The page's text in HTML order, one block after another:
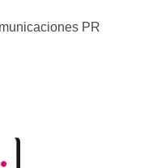
PR